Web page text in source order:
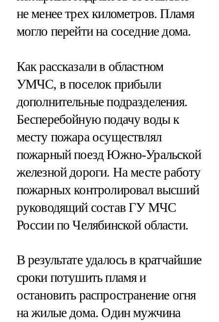
не менее трех километров. Пламя
могло перейти на соседние дома.
Как рассказали в областном
УМЧС, в поселок прибыли
дополнительные подразделения.
Бесперебойную подачу воды к
месту пожара осуществлял
пожарный поезд Южно-Уральской
железной дороги. На месте работу
пожарных контролировал высший
руководящий состав ГУ МЧС
России по Челябинской области.
В результате удалось в кратчайшие
сроки потушить пламя и
остановить распространение огня
на жилые дома. Один мужчина